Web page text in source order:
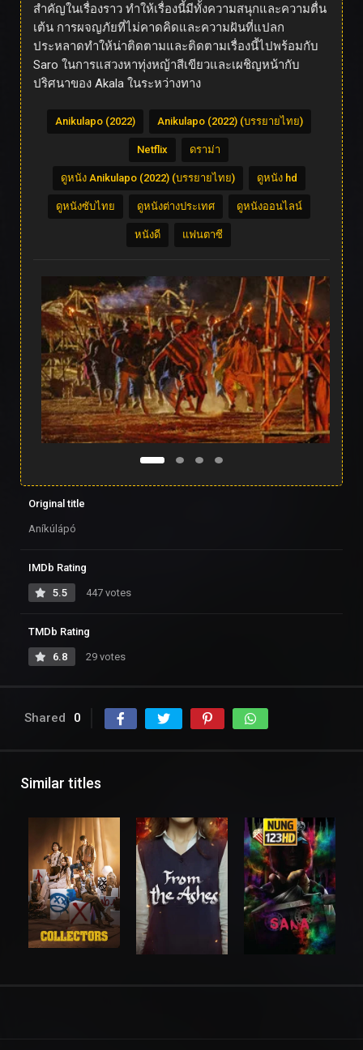
สำคัญในเรื่องราว ทำให้เรื่องนี้มีทั้งความสนุกและความตื่น
เต้น การผจญภัยที่ไม่คาดคิดและความฝันที่แปลก
ประหลาดทำให้น่าติดตามและติดตามเรื่องนี้ไปพร้อมกับ
Saro ในการแสวงหาทุ่งหญ้าสีเขียวและเผชิญหน้ากับ
ปริศนาของ Akala ในระหว่างทาง
Anikulapo (2022) Anikulapo (2022) (บรรยายไทย)
Netflix ดราม่า
ดูหนัง Anikulapo (2022) (บรรยายไทย) ดูหนัง hd
ดูหนังซับไทย ดูหนังต่างประเทศ ดูหนังออนไลน์
หนังดี แฟนตาซี
Original title
Aníkúlápó
IMDb Rating
5.5 447 votes
TMDb Rating
6.8 29 votes
Shared 0
Similar titles